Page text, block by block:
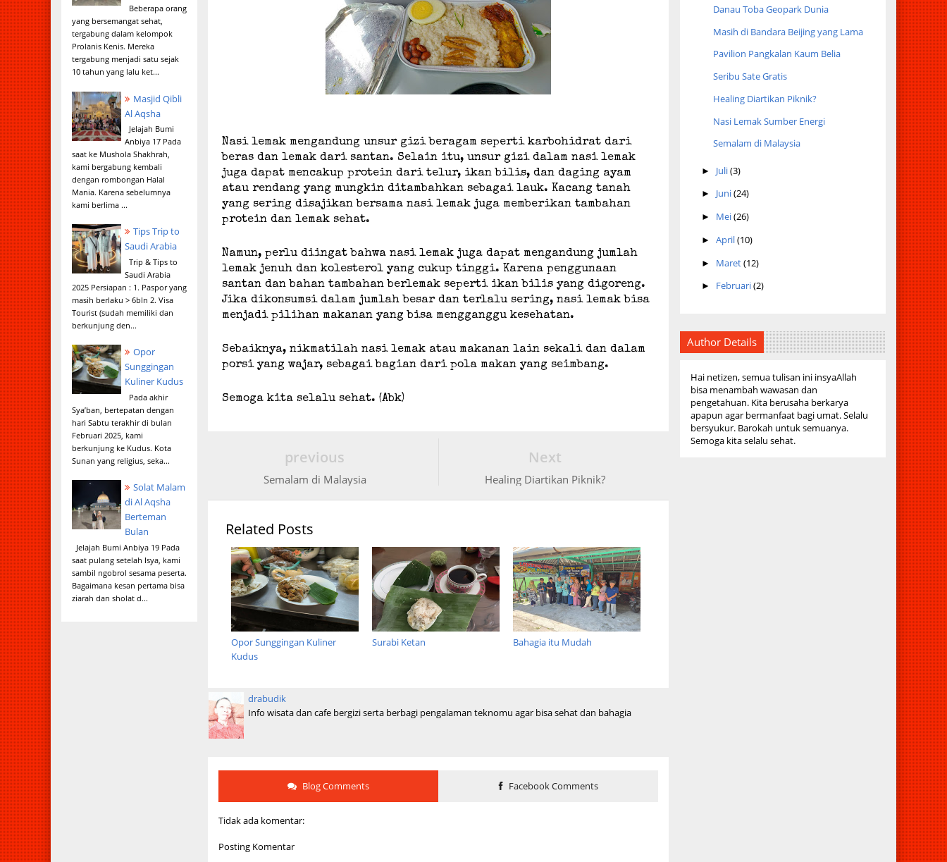
Beberapa orang
yang bersemangat sehat,
tergabung dalam kelompok
Prolanis Kenis. Mereka
tergabung menjadi satu sejak
10 tahun yang lalu ket...
Masjid Qibli
Al Aqsha
Jelajah Bumi
Anbiya 17 Pada
saat ke Mushola Shakhrah,
kami bergabung kembali
dengan rombongan Halal
Mania. Karena sebelumnya
kami berlima ...
Tips Trip to
Saudi Arabia
Trip & Tips to
Saudi Arabia
2025 Persiapan : 1. Paspor yang
masih berlaku > 6bln 2. Visa
Tourist (sudah memiliki dan
berkunjung den...
Opor
Sunggingan
Kuliner Kudus
Pada akhir
Sya’ban, bertepatan dengan
hari Sabtu terakhir di bulan
Februari 2025, kami
berkunjung ke Kudus. Kota
Sunan yang religius, seka...
Solat Malam
di Al Aqsha
Berteman
Bulan
Jelajah Bumi Anbiya 19 Pada
saat pulang setelah Isya, kami
sambil ngobrol sesama peserta.
Bagaimana kesan pertama bisa
ziarah dan sholat d...
Nasi lemak mengandung unsur gizi beragam seperti karbohidrat dari
beras dan lemak dari santan. Selain itu, unsur gizi dalam nasi lemak
juga dapat mencakup protein dari telur, ikan bilis, dan daging ayam
atau rendang yang mungkin ditambahkan sebagai lauk. Kacang tanah
yang sering disajikan bersama nasi lemak juga memberikan tambahan
protein dan lemak sehat.
Namun, perlu diingat bahwa nasi lemak juga dapat mengandung jumlah
lemak jenuh dan kolesterol yang cukup tinggi. Karena penggunaan
santan dan bahan tambahan berlemak seperti ikan bilis yang digoreng.
Jika dikonsumsi dalam jumlah besar dan terlalu sering, nasi lemak bisa
menjadi pilihan makanan yang bisa mengganggu kesehatan.
Sebaiknya, nikmatilah nasi lemak atau makanan lain sekali dan dalam
porsi yang wajar, sebagai bagian dari pola makan yang seimbang.
Semoga kita selalu sehat. (Abk)
Next
Healing Diartikan Piknik?
previous
Semalam di Malaysia
Related Posts
Bahagia itu Mudah
Surabi Ketan
Opor Sunggingan Kuliner
Kudus
drabudik
Info wisata dan cafe bergizi serta berbagi pengalaman teknomu agar bisa sehat dan bahagia
Blog Comments Facebook Comments
Tidak ada komentar:
Posting Komentar
Danau Toba Geopark Dunia
Masih di Bandara Beijing yang Lama
Pavilion Pangkalan Kaum Belia
Seribu Sate Gratis
Healing Diartikan Piknik?
Nasi Lemak Sumber Energi
Semalam di Malaysia
► Juli(3)
► Juni(24)
► Mei(26)
►April(10)
► Maret(12)
► Februari(2)
Author Details
Hai netizen, semua tulisan ini insyaAllah
bisa menambah wawasan dan
pengetahuan. Kita berusaha berkarya
apapun agar bermanfaat bagi umat. Selalu
bersyukur. Barokah untuk semuanya.
Semoga kita selalu sehat.